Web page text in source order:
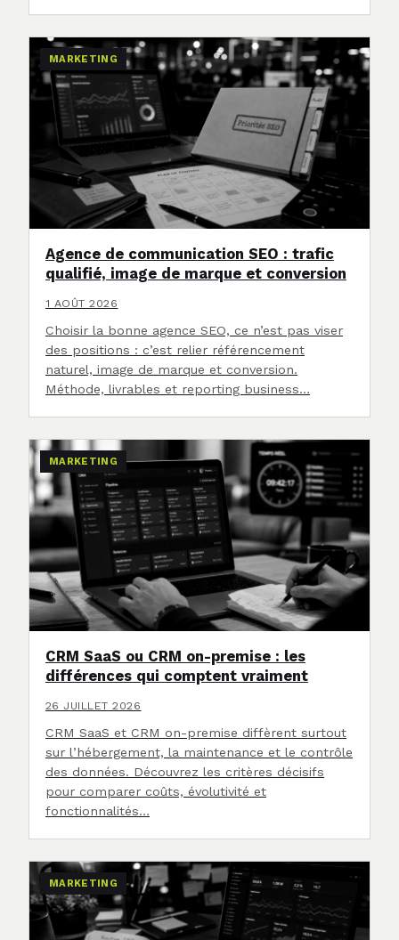
MARKETING
Agence de communication SEO : trafic
qualifié, image de marque et conversion
1 AOÛT 2026
Choisir la bonne agence SEO, ce n’est pas viser
des positions : c’est relier référencement
naturel, image de marque et conversion.
Méthode, livrables et reporting business…
MARKETING
CRM SaaS ou CRM on-premise : les
différences qui comptent vraiment
26 JUILLET 2026
CRM SaaS et CRM on-premise diffèrent surtout
sur l’hébergement, la maintenance et le contrôle
des données. Découvrez les critères décisifs
pour comparer coûts, évolutivité et
fonctionnalités…
MARKETING